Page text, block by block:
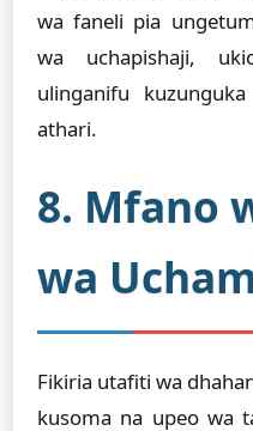
wa faneli pia
wa uchapishaji,
ulinganifu
athari.
8. Mfano
wa
Fikiria utafiti wa
kusoma na upeo wa